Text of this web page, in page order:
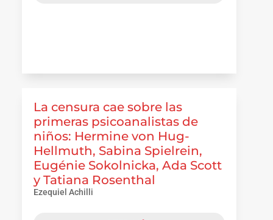
La censura cae sobre las
primeras psicoanalistas de
niños: Hermine von Hug-
Hellmuth, Sabina Spielrein,
Eugénie Sokolnicka, Ada Scott
y Tatiana Rosenthal
Ezequiel Achilli